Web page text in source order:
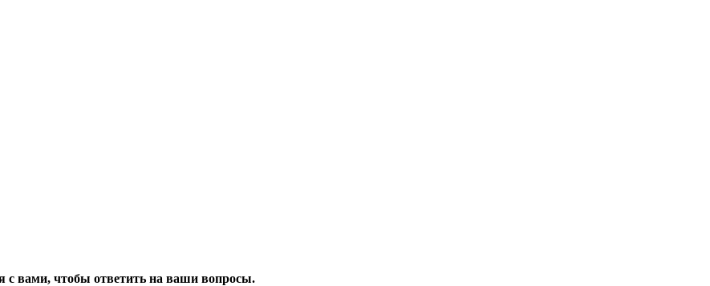
с вами, чтобы ответить на ваши вопросы.